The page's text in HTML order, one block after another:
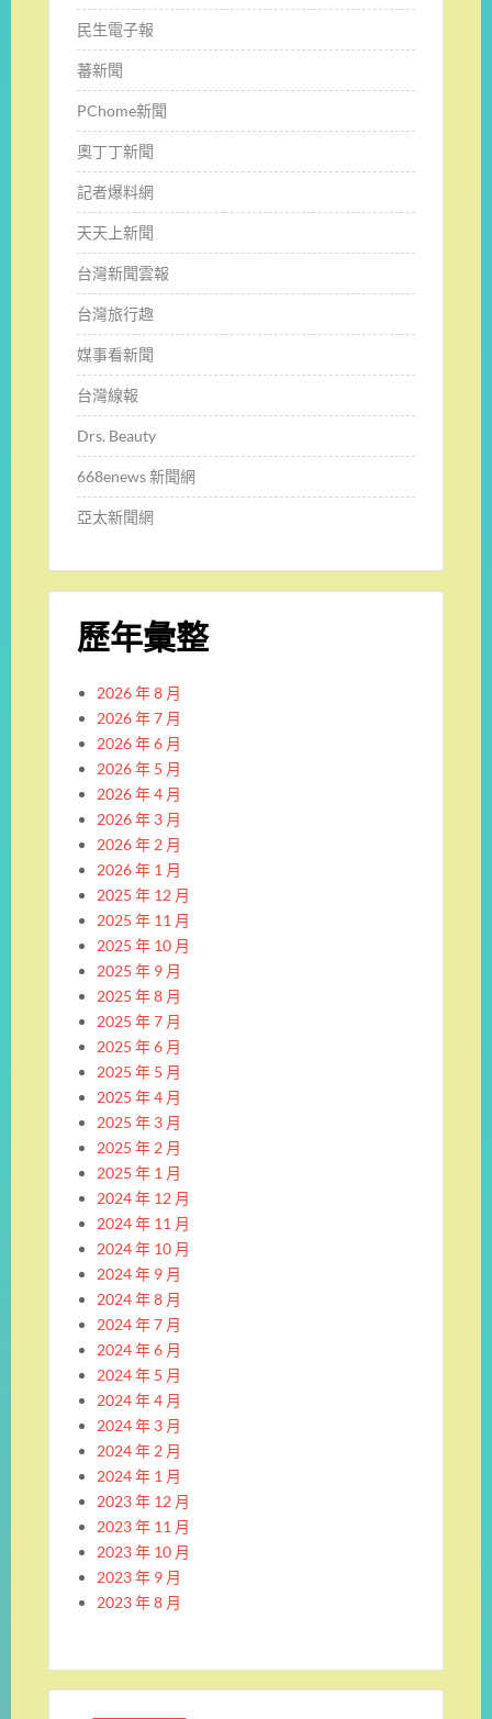
民生電子報
蕃新聞
PChome新聞
奧丁丁新聞
記者爆料網
天天上新聞
台灣新聞雲報
台灣旅行趣
媒事看新聞
台灣線報
Drs. Beauty
668enews 新聞網
亞太新聞網
歷年彙整
2026 年 8 月
2026 年 7 月
2026 年 6 月
2026 年 5 月
2026 年 4 月
2026 年 3 月
2026 年 2 月
2026 年 1 月
2025 年 12 月
2025 年 11 月
2025 年 10 月
2025 年 9 月
2025 年 8 月
2025 年 7 月
2025 年 6 月
2025 年 5 月
2025 年 4 月
2025 年 3 月
2025 年 2 月
2025 年 1 月
2024 年 12 月
2024 年 11 月
2024 年 10 月
2024 年 9 月
2024 年 8 月
2024 年 7 月
2024 年 6 月
2024 年 5 月
2024 年 4 月
2024 年 3 月
2024 年 2 月
2024 年 1 月
2023 年 12 月
2023 年 11 月
2023 年 10 月
2023 年 9 月
2023 年 8 月